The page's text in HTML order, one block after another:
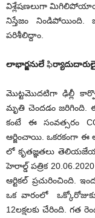
విశ్లేషణలుగా మిగిలిపోయాయి.
నిస్తేజం నిండిపోయింది.
పరిశీలిద్దాం.
లాభార్జనులేఫి
మొట్టమొదటిగా ఢిల్లీ
మృతి చెందడం జరిగింది. ఈ
కంటే ఈ సంవత్సరం
ఆర్జించాయి. ఒకరకంగా ఈ
లో కృతజ్ఞతలు
హెరాల్డ్ పత్రిక
ఆర్టికల్ ప్రచురించింది.
ఒక వారంలో
12లక్షలకు చేరింది.